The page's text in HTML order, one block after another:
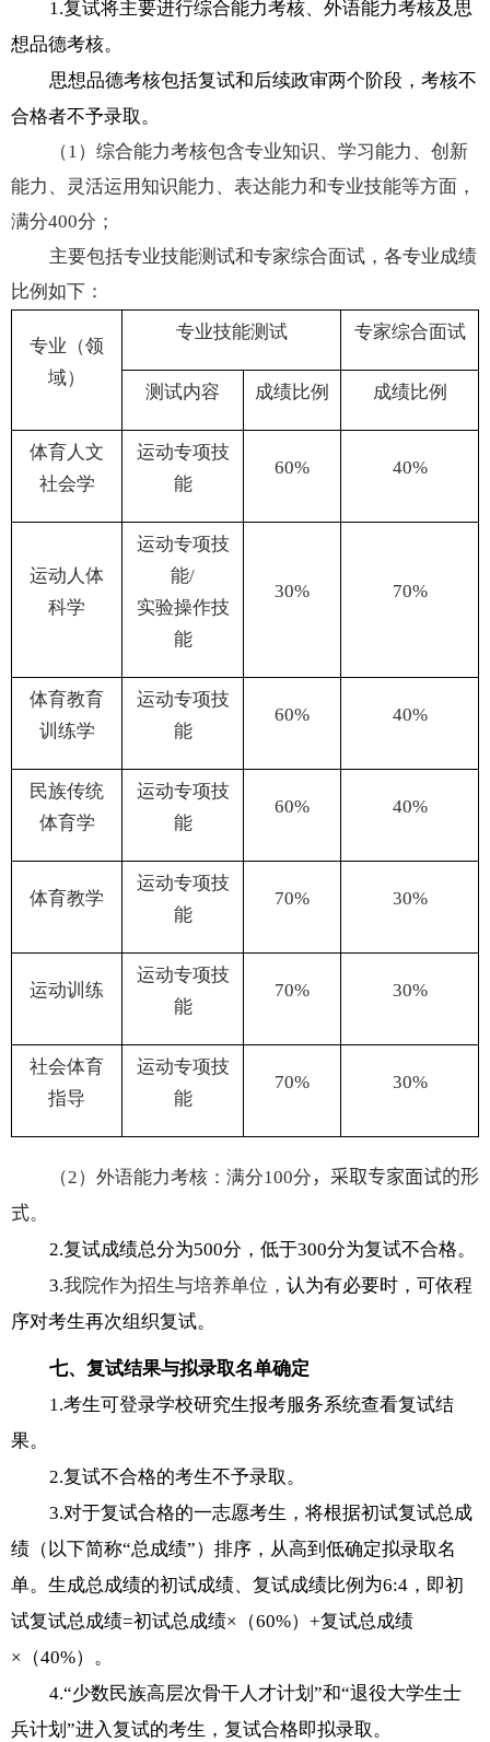
1.复试将主要进行综合能力考核、外语能力考核及思
想品德考核。
思想品德考核包括复试和后续政审两个阶段，考核不
合格者不予录取。
（1）综合能力考核包含专业知识、学习能力、创新
能力、灵活运用知识能力、表达能力和专业技能等方面，
满分400分；
主要包括专业技能测试和专家综合面试，各专业成绩
比例如下：
专业（领
域）
专业技能测试 专家综合面试
测试内容 成绩比例 成绩比例
体育人文
社会学
运动专项技
能
60% 40%
运动人体
科学
运动专项技
能/
实验操作技
能
30% 70%
体育教育
训练学
运动专项技
能
60% 40%
民族传统
体育学
运动专项技
能
60% 40%
体育教学
运动专项技
能
70% 30%
运动训练
运动专项技
能
70% 30%
社会体育
指导
运动专项技
能
70% 30%
（2）外语能力考核：满分100分 ， 采取专家面试的形
式。
2.复试成绩总分为500分，低于300分为复试不合格。
3.我院作为招生与培养单位， 认为有必要时，可依程
序对考生再次组织复试。
七、复试结果与拟录取名单确定
1.考生可登录学校研究生报考服务系统查看复试结
果。
2.复试不合格的考生不予录取。
3.对于复试合格的一志愿考生，将根据初试复试总成
绩（以下简称“总成绩”）排序，从高到低确定拟录取名
单。 生成总成绩的初试成绩、复试成绩比例 为6:4 ，即初
试复试总成绩=初试总成绩× （60%） +复试总成绩
×
（40%）。
4.“少数民族高层次骨干人才计划 ”和“退役大学生士
兵计划 ”进入复试的考生，复试合格即拟录取。